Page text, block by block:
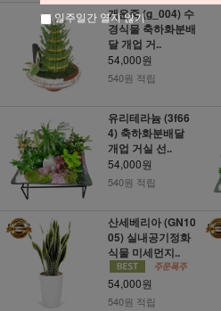
개운죽 (g_004) 수
경식물 축하화분배
달 개업 거..
54,000원
540원 적립
유리테라늄 (3f66
4) 축하화분배달
개업 거실 선..
54,000원
540원 적립
산세베리아 (GN10
05) 실내공기정화
식물 미세먼지..
54,000원
540원 적립
일주일간 열지 않기